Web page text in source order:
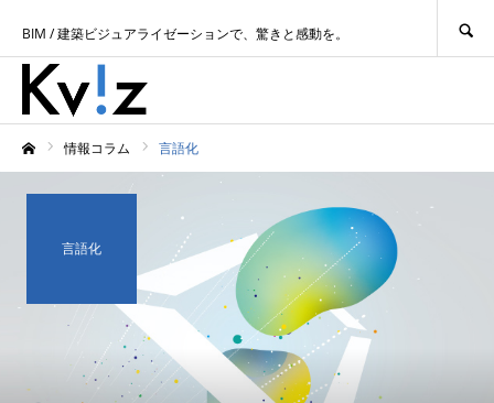
BIM / 建築ビジュアライゼーションで、驚きと感動を。
情報コラム 言語化
言語化